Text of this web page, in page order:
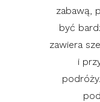
zabawą,
być
zawiera
i